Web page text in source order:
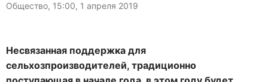
Общество, 15:00, 1 апреля 2019
Несвязанная поддержка для
сельхозпроизводителей, традиционно